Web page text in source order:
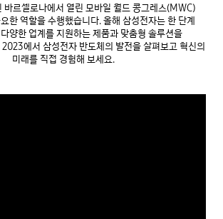
바르셀로나에서 열린 모바일 월드 콩그레스(MWC)
한 역할을 수행했습니다.올해 삼성전자는 한 단계
양한 업계를 지원하는 제품과 맞춤형 솔루션을
에서 삼성전자 반도체의 발전을 살펴보고 혁신의
미래를 직접 경험해 보세요.